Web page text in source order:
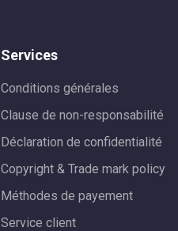
Services
Conditions générales
Clause de non-responsabilité
Déclaration de confidentialité
Copyright & Trade mark policy
Méthodes de payement
Service client